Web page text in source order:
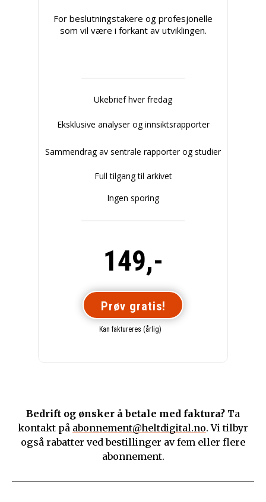
For beslutningstakere og profesjonelle
som vil være i forkant av utviklingen.
Ukebrief hver fredag
Eksklusive analyser og innsiktsrapporter
Sammendrag av sentrale rapporter og studier
Full tilgang til arkivet
Ingen sporing
149,-
Prøv gratis!
Kan faktureres (årlig)
Bedrift og ønsker å betale med faktura? Ta
kontakt på abonnement@heltdigital.no. Vi tilbyr
også rabatter ved bestillinger av fem eller flere
abonnement.